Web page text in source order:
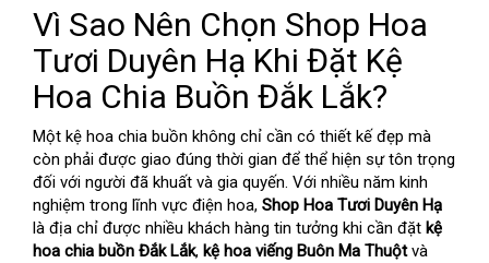
Vì Sao Nên Chọn Shop Hoa
Tươi Duyên Hạ Khi Đặt Kệ
Hoa Chia Buồn Đắk Lắk?
Một kệ hoa chia buồn không chỉ cần có thiết kế đẹp mà
còn phải được giao đúng thời gian để thể hiện sự tôn trọng
đối với người đã khuất và gia quyến. Với nhiều năm kinh
nghiệm trong lĩnh vực điện hoa, Shop Hoa Tươi Duyên Hạ
là địa chỉ được nhiều khách hàng tin tưởng khi cần đặt kệ
hoa chia buồn Đắk Lắk, kệ hoa viếng Buôn Ma Thuộtvà